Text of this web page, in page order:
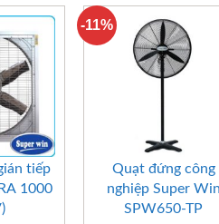
tiếp
1000
-11%
Quạt đứng công
nghiệp Super Win
SPW650-TP